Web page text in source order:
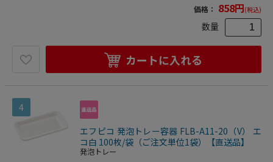
価格： 858円(税込)
数量
カートに入れる
4
エフピコ 発泡トレー容器 FLB-A11-20（V） エ
コ白 100枚/袋（ご注文単位1袋）【直送品】
発泡トレー